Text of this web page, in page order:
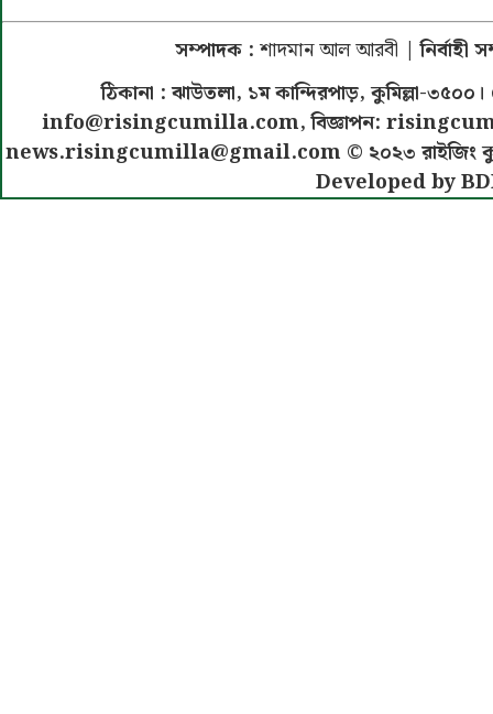
সম্পাদক : শাদমান আল আরবী | নির্বাহী
ঠিকানা : ঝাউতলা, ১ম কান্দিরপাড়, কুমিল্লা-
info@risingcumilla.com, বিজ্ঞাপন:
news.risingcumilla@gmail.com © ২০২৩ রাইজিং
Developed by